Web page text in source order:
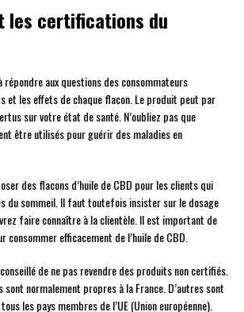
les certifications du
répondre aux questions des consommateurs
et les effets de chaque flacon. Le produit peut par
sur votre état de santé. N’oubliez pas que
être utilisés pour guérir des maladies en
des flacons d’huile de CBD pour les clients qui
du sommeil. Il faut toutefois insister sur le dosage
faire connaître à la clientèle. Il est important de
consommer efficacement de l’huile de CBD.
de ne pas revendre des produits non certifiés.
normalement propres à la France. D’autres sont
les pays membres de l’UE (Union européenne).